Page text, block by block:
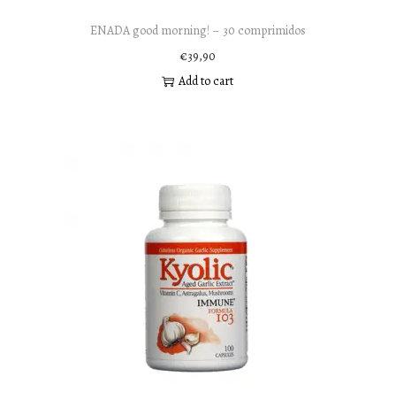
ENADA good morning! – 30 comprimidos
€39,90
Add to cart